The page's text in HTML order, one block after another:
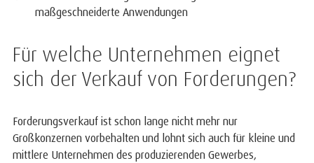
maßgeschneiderte Anwendungen
Für welche Unternehmen eignet
sich der Verkauf von Forderungen?
Forderungsverkauf ist schon lange nicht mehr nur
Großkonzernen vorbehalten und lohnt sich auch für kleine und
mittlere Unternehmen des produzierenden Gewerbes,